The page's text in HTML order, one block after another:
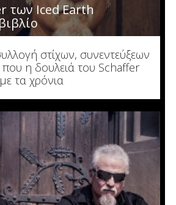
των Iced Earth
στίχων, συνεντεύξεων
η δουλειά του Schaffer
τα χρόνια